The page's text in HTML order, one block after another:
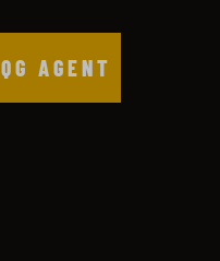
QG AGENT